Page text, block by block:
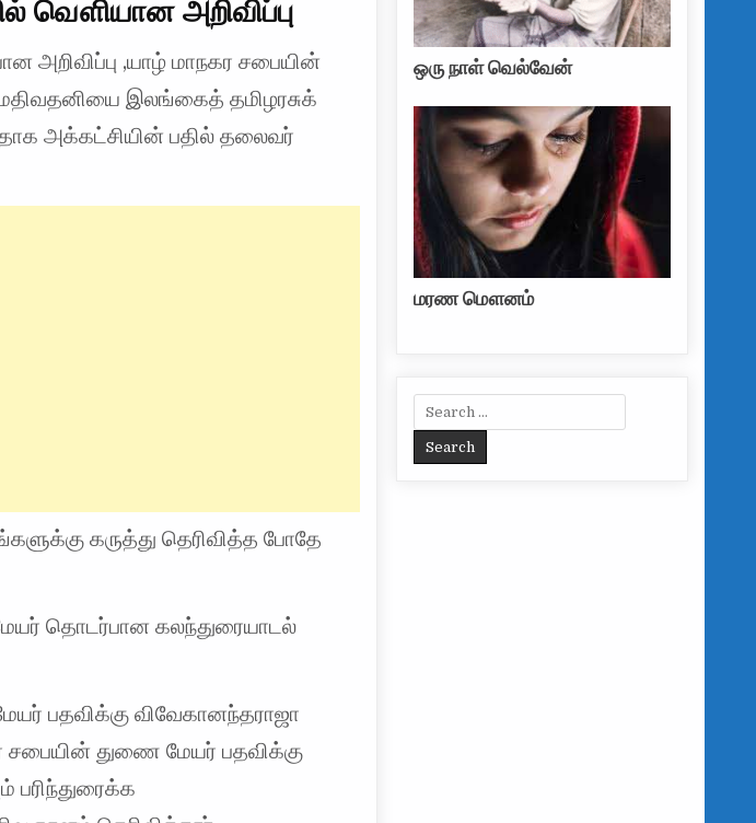
வௌியான அறிவிப்பு
அறிவிப்பு ,யாழ் மாநகர சபையின்
இலங்கைத் தமிழரசுக்
அக்கட்சியின் பதில் தலைவர்
கருத்து தெரிவித்த போதே
தொடர்பான கலந்துரையாடல்
பதவிக்கு விவேகானந்தராஜா
சபையின் துணை மேயர் பதவிக்கு
பரிந்துரைக்க
ஒரு நாள் வெல்வேன்
மரண மௌனம்
Search for: